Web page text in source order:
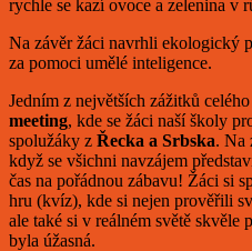
rychle se kazí ovoce a zelenina v
Na závěr žáci navrhli ekologický
za pomoci umělé inteligence.
Jedním z největších zážitků
meeting, kde se žáci naší školy
spolužáky z Řecka a Srbska. Na
když se všichni navzájem
čas na pořádnou zábavu! Žáci si
hru (kvíz), kde si nejen prověřili
ale také si v reálném světě
byla úžasná.